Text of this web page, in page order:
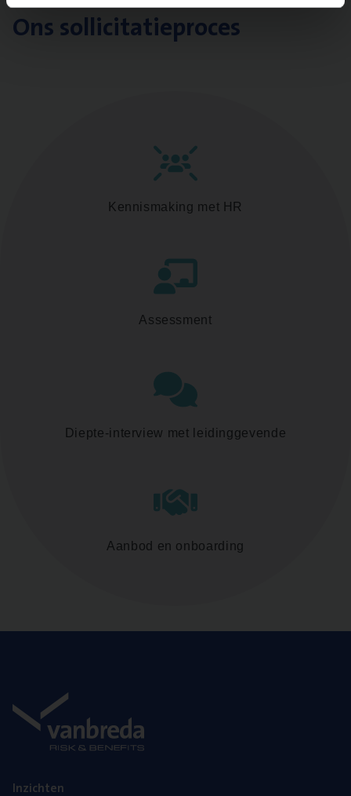
Ons sollicitatieproces
Kennismaking met HR
Assessment
Diepte-interview met leidinggevende
Aanbod en onboarding
Inzich­ten